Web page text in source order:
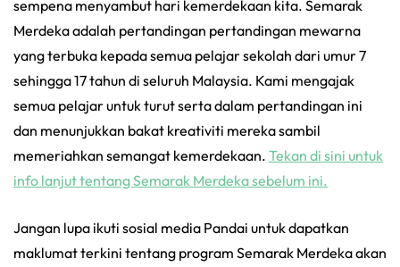
sempena menyambut hari kemerdekaan kita. Semarak
Merdeka adalah pertandingan pertandingan mewarna
yang terbuka kepada semua pelajar sekolah dari umur 7
sehingga 17 tahun di seluruh Malaysia. Kami mengajak
semua pelajar untuk turut serta dalam pertandingan ini
dan menunjukkan bakat kreativiti mereka sambil
memeriahkan semangat kemerdekaan. Tekan di sini untuk
info lanjut tentang Semarak Merdeka sebelum ini.
Jangan lupa ikuti sosial media Pandai untuk dapatkan
maklumat terkini tentang program Semarak Merdeka akan